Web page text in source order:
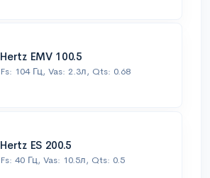
Hertz EMV 100.5
Fs: 104 Гц, Vas: 2.3л, Qts: 0.68
Hertz ES 200.5
Fs: 40 Гц, Vas: 10.5л, Qts: 0.5